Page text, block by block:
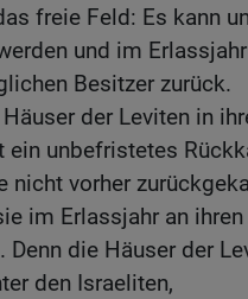
freie Feld: Es kann
und im
Besitzer zurück.
der Leviten in
ein unbefristetes
nicht vorher
im Erlassjahr an ihren
Denn die Häuser der
den Israeliten,